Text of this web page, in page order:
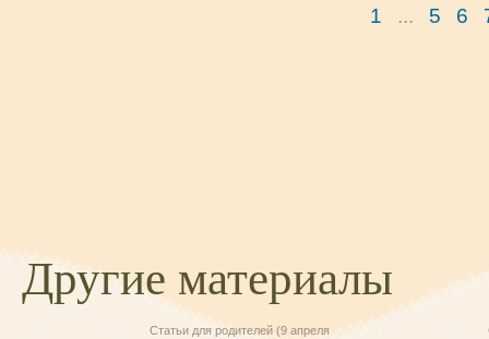
1 ... 5 6
Другие материалы
Статьи для родителей (9 апреля